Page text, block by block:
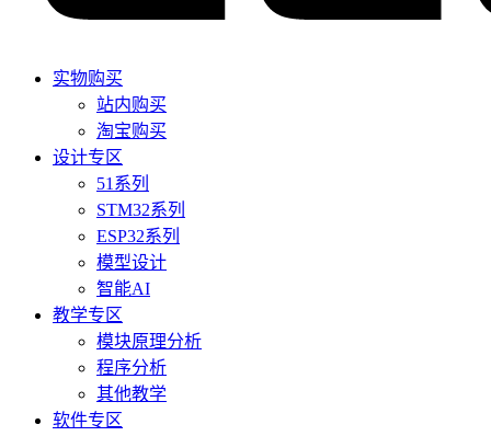
实物购买
站内购买
淘宝购买
设计专区
51系列
STM32系列
ESP32系列
模型设计
智能AI
教学专区
模块原理分析
程序分析
其他教学
软件专区